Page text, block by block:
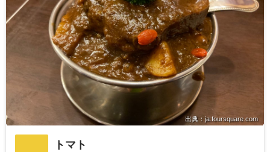
出典：ja.foursquare.com
トマト